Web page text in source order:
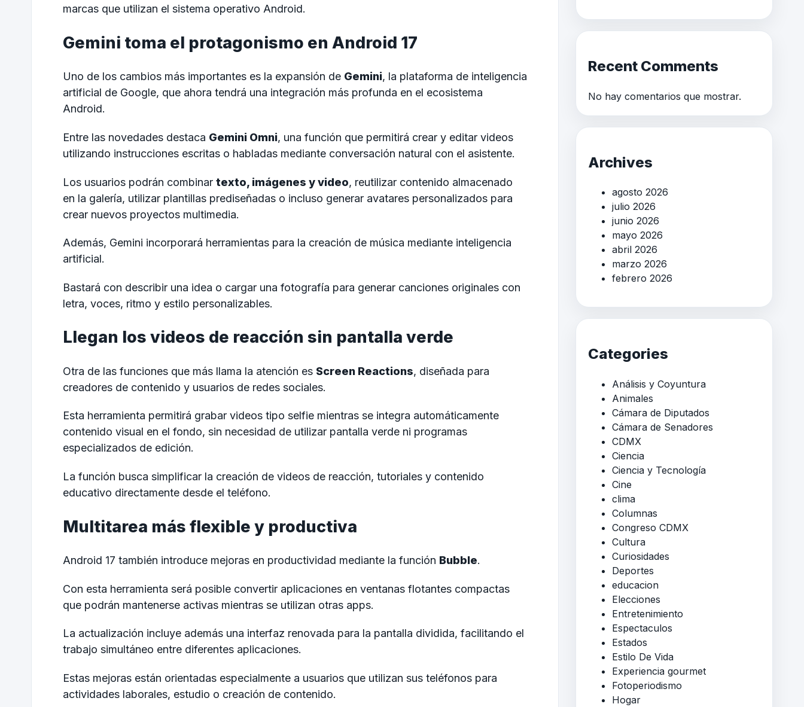
marcas que utilizan el sistema operativo Android.
Gemini toma el protagonismo en Android 17
Uno de los cambios más importantes es la expansión de Gemini, la plataforma de inteligencia
artificial de Google, que ahora tendrá una integración más profunda en el ecosistema
Android.
Entre las novedades destaca Gemini Omni, una función que permitirá crear y editar videos
utilizando instrucciones escritas o habladas mediante conversación natural con el asistente.
Los usuarios podrán combinar texto, imágenes y video, reutilizar contenido almacenado
en la galería, utilizar plantillas prediseñadas o incluso generar avatares personalizados para
crear nuevos proyectos multimedia.
Además, Gemini incorporará herramientas para la creación de música mediante inteligencia
artificial.
Bastará con describir una idea o cargar una fotografía para generar canciones originales con
letra, voces, ritmo y estilo personalizables.
Llegan los videos de reacción sin pantalla verde
Otra de las funciones que más llama la atención es Screen Reactions, diseñada para
creadores de contenido y usuarios de redes sociales.
Esta herramienta permitirá grabar videos tipo selfie mientras se integra automáticamente
contenido visual en el fondo, sin necesidad de utilizar pantalla verde ni programas
especializados de edición.
La función busca simplificar la creación de videos de reacción, tutoriales y contenido
educativo directamente desde el teléfono.
Multitarea más flexible y productiva
Android 17 también introduce mejoras en productividad mediante la función Bubble.
Con esta herramienta será posible convertir aplicaciones en ventanas flotantes compactas
que podrán mantenerse activas mientras se utilizan otras apps.
La actualización incluye además una interfaz renovada para la pantalla dividida, facilitando el
trabajo simultáneo entre diferentes aplicaciones.
Estas mejoras están orientadas especialmente a usuarios que utilizan sus teléfonos para
actividades laborales, estudio o creación de contenido.
Recent Comments
No hay comentarios que mostrar.
Archives
agosto 2026
julio 2026
junio 2026
mayo 2026
abril 2026
marzo 2026
febrero 2026
Categories
Análisis y Coyuntura
Animales
Cámara de Diputados
Cámara de Senadores
CDMX
Ciencia
Ciencia y Tecnología
Cine
clima
Columnas
Congreso CDMX
Cultura
Curiosidades
Deportes
educacion
Elecciones
Entretenimiento
Espectaculos
Estados
Estilo De Vida
Experiencia gourmet
Fotoperiodismo
Hogar